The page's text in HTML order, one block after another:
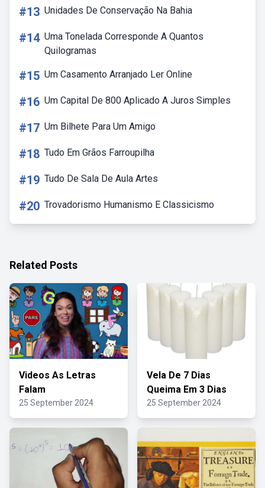
#13 Unidades De Conservação Na Bahia
#14 Uma Tonelada Corresponde A Quantos
Quilogramas
#15 Um Casamento Arranjado Ler Online
#16 Um Capital De 800 Aplicado A Juros Simples
#17 Um Bilhete Para Um Amigo
#18 Tudo Em Grãos Farroupilha
#19 Tudo De Sala De Aula Artes
#20 Trovadorismo Humanismo E Classicismo
Related Posts
Videos As Letras
Falam
25 September 2024
Vela De 7 Dias
Queima Em 3 Dias
25 September 2024